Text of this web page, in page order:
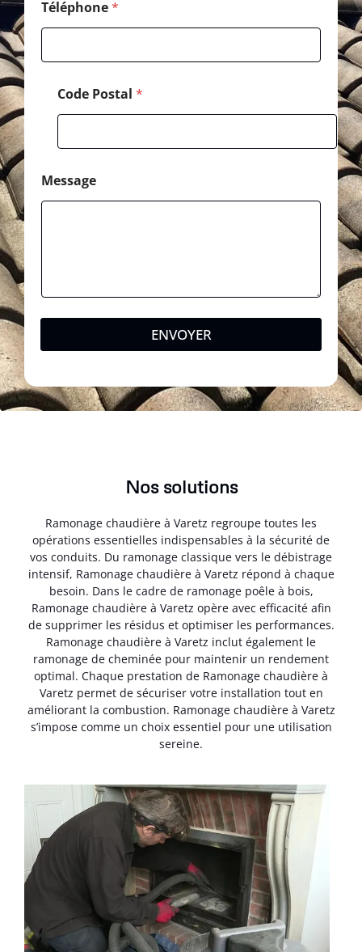
Téléphone*
Code Postal *
Message
ENVOYER
Nos solutions
Ramonage chaudière à Varetz regroupe toutes les
opérations essentielles indispensables à la sécurité de
vos conduits. Du ramonage classique vers le débistrage
intensif, Ramonage chaudière à Varetz répond à chaque
besoin. Dans le cadre de ramonage poêle à bois,
Ramonage chaudière à Varetz opère avec efficacité afin
de supprimer les résidus et optimiser les performances.
Ramonage chaudière à Varetz inclut également le
ramonage de cheminée pour maintenir un rendement
optimal. Chaque prestation de Ramonage chaudière à
Varetz permet de sécuriser votre installation tout en
améliorant la combustion. Ramonage chaudière à Varetz
s’impose comme un choix essentiel pour une utilisation
sereine.